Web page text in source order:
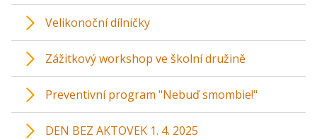
Velikonoční dílničky
Zážitkový workshop ve školní družině
Preventivní program "Nebuď smombie!"
DEN BEZ AKTOVEK 1. 4. 2025